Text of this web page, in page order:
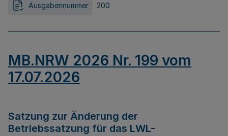
Ausgabennummer 200
MB.NRW 2026 Nr. 199 vom
17.07.2026
Satzung zur Änderung der
Betriebssatzung für das LWL-